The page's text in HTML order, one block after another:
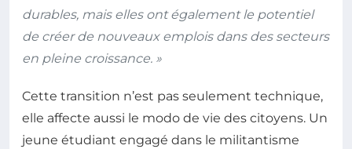
durables, mais elles ont également le potentiel
de créer de nouveaux emplois dans des secteurs
en pleine croissance. »
Cette transition n’est pas seulement technique,
elle affecte aussi le modo de vie des citoyens. Un
jeune étudiant engagé dans le militantisme